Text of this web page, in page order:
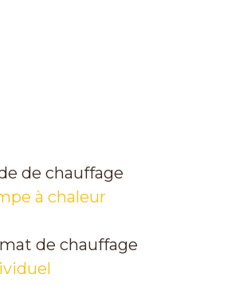
de chauffage
à chaleur
de chauffage